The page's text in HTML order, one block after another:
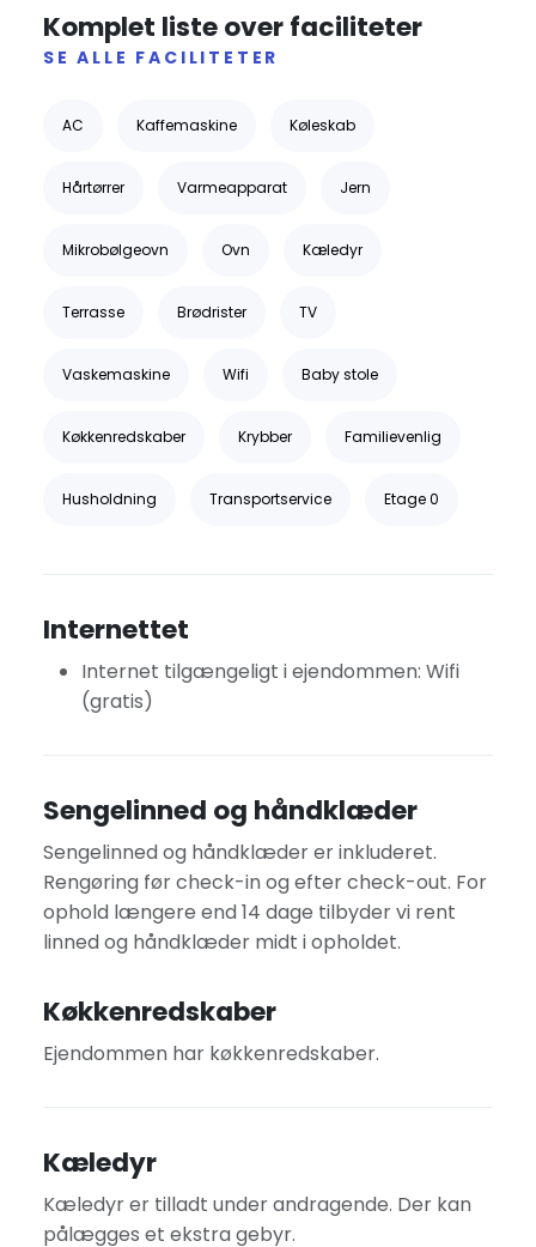
Komplet liste over faciliteter
SE ALLE FACILITETER
AC Kaffemaskine Køleskab
Hårtørrer Varmeapparat Jern
Mikrobølgeovn Ovn Kæledyr
Terrasse Brødrister TV
Vaskemaskine Wifi Baby stole
Køkkenredskaber Krybber Familievenlig
Husholdning Transportservice Etage 0
Internettet
Internet tilgængeligt i ejendommen: Wifi
(gratis)
Sengelinned og håndklæder
Sengelinned og håndklæder er inkluderet.
Rengøring før check-in og efter check-out. For
ophold længere end 14 dage tilbyder vi rent
linned og håndklæder midt i opholdet.
Køkkenredskaber
Ejendommen har køkkenredskaber.
Kæledyr
Kæledyr er tilladt under andragende. Der kan
pålægges et ekstra gebyr.